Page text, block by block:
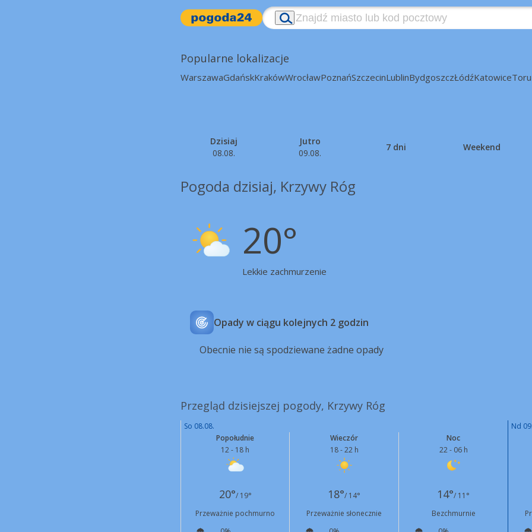
Popularne lokalizacje
WarszawaGdańskKrakówWrocławPoznańSzczecinLublinBydgoszczŁódźKatowice
Dzisiaj
08.08.
Jutro
09.08.
7 dni Weekend
Pogoda dzisiaj, Krzywy Róg
20°
Lekkie zachmurzenie
Opady w ciągu kolejnych 2 godzin
Obecnie nie są spodziewane żadne opady
Przegląd dzisiejszej pogody, Krzywy Róg
So 08.08.
Nd
Popołudnie
12 - 18 h
Wieczór
18 - 22 h
Noc
22 - 06 h
20°/ 19° 18°/ 14° 14°/ 11°
Przeważnie pochmurno
Przeważnie słonecznie Bezchmurnie